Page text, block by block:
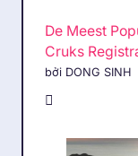
De Meest
Cruks
bởi DONG SINH